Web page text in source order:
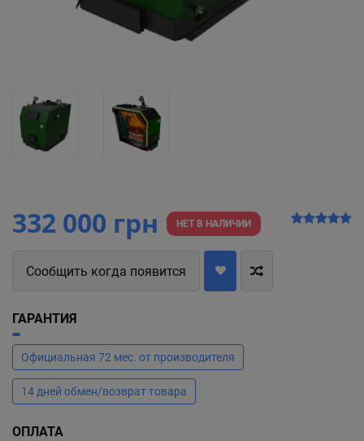
332 000 грн НЕТ В НАЛИЧИИ
Сообщить когда появится
ГАРАНТИЯ
Официальная 72 мес. от производителя
14 дней обмен/возврат товара
ОПЛАТА